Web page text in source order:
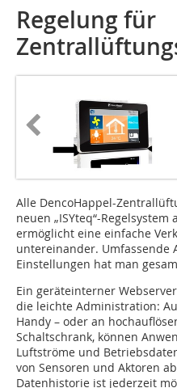
Regelung für
Alle DencoHappel-
neuen „ISYteq“-
ermöglicht eine einfache
untereinander. Umfassende
Einstellungen hat man
Ein geräteinterner
die leichte Administration:
Handy – oder an
Schaltschrank, können
Luftströme und
von Sensoren und Aktoren
Datenhistorie ist jederzeit